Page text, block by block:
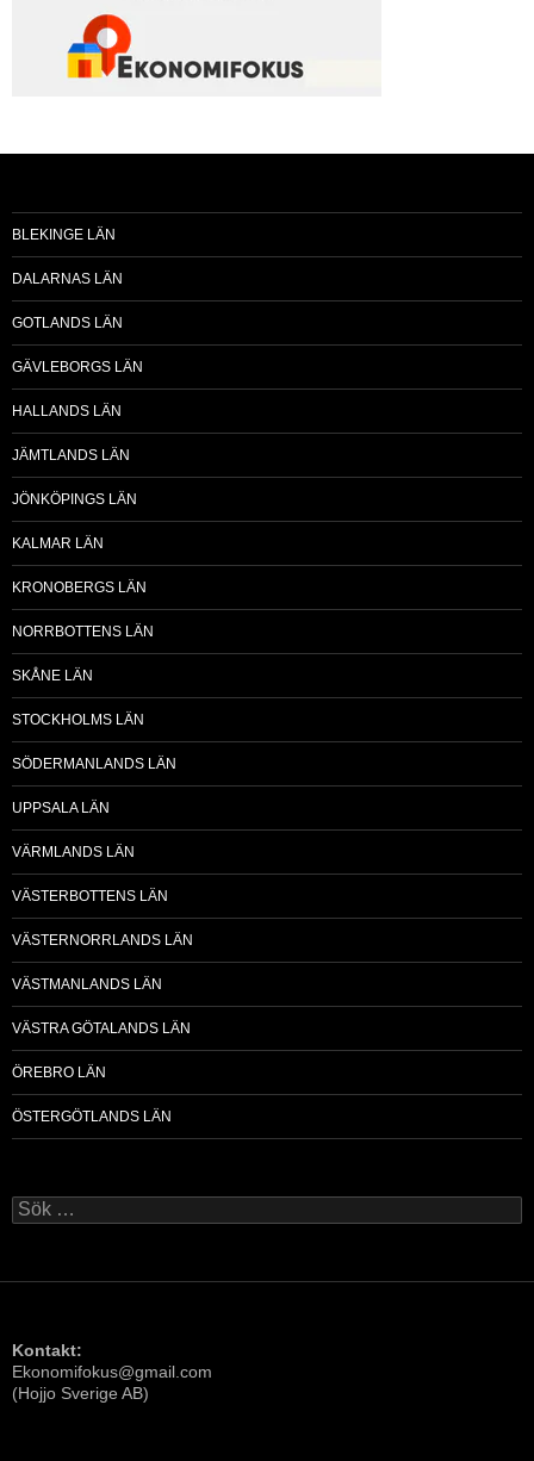
BLEKINGE LÄN
DALARNAS LÄN
GOTLANDS LÄN
GÄVLEBORGS LÄN
HALLANDS LÄN
JÄMTLANDS LÄN
JÖNKÖPINGS LÄN
KALMAR LÄN
KRONOBERGS LÄN
NORRBOTTENS LÄN
SKÅNE LÄN
STOCKHOLMS LÄN
SÖDERMANLANDS LÄN
UPPSALA LÄN
VÄRMLANDS LÄN
VÄSTERBOTTENS LÄN
VÄSTERNORRLANDS LÄN
VÄSTMANLANDS LÄN
VÄSTRA GÖTALANDS LÄN
ÖREBRO LÄN
ÖSTERGÖTLANDS LÄN
Sök
efter:
Kontakt:
Ekonomifokus@gmail.com
(Hojjo Sverige AB)